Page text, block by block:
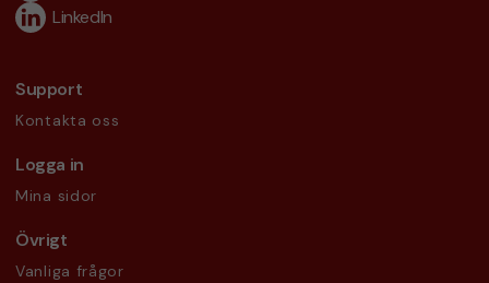
LinkedIn
Support
Kontakta oss
Logga in
Mina sidor
Övrigt
Vanliga frågor